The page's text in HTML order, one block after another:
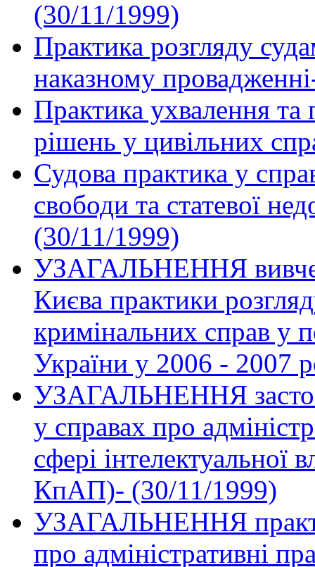
(30/11/1999)
Практика розгляду
наказному
Практика ухвалення та
рішень у цивільних
Судова практика у
свободи та статевої
(30/11/1999)
УЗАГАЛЬНЕННЯ
Києва практики
кримінальних справ у
України у 2006 - 2007
УЗАГАЛЬНЕННЯ
у справах про
сфері інтелектуальної
КпАП)- (30/11/1999)
УЗАГАЛЬНЕННЯ
про адміністративні